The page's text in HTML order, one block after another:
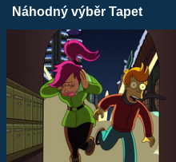
Náhodný výběr Tapet